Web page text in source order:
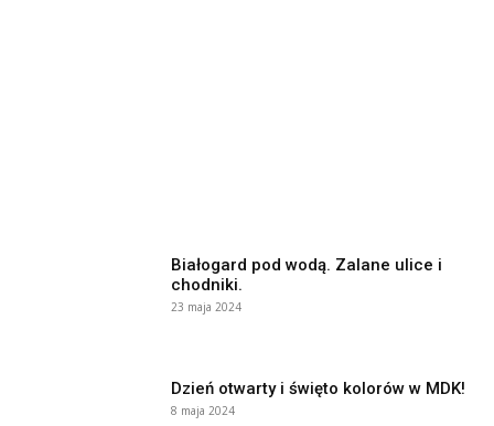
Białogard pod wodą. Zalane ulice i
chodniki.
23 maja 2024
Dzień otwarty i święto kolorów w MDK!
8 maja 2024